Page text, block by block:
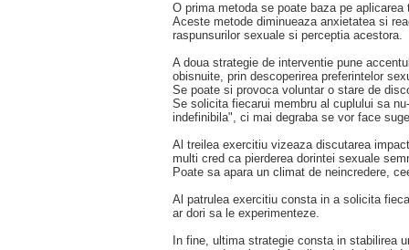
O prima metoda se poate baza pe
Aceste metode diminueaza anxietatea si
raspunsurilor sexuale si perceptia acestora.
A doua strategie de interventie pune
obisnuite, prin descoperirea preferintelor
Se poate si provoca voluntar o stare de
Se solicita fiecarui membru al cuplului sa
indefinibila", ci mai degraba se vor face
Al treilea exercitiu vizeaza discutarea
multi cred ca pierderea dorintei sexuale
Poate sa apara un climat de neincredere,
Al patrulea exercitiu consta in a solicita
ar dori sa le experimenteze.
In fine, ultima strategie consta in stabilirea